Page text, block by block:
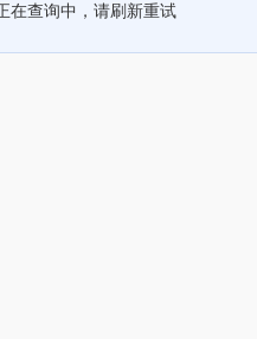
在查询中，请刷新重试